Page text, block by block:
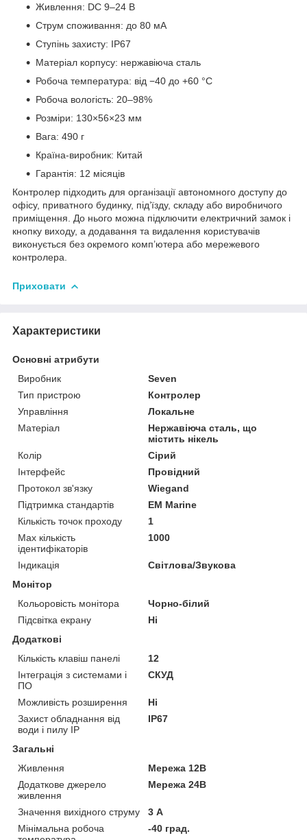
Живлення: DC 9–24 В
Струм споживання: до 80 мА
Ступінь захисту: IP67
Матеріал корпусу: нержавіюча сталь
Робоча температура: від −40 до +60 °C
Робоча вологість: 20–98%
Розміри: 130×56×23 мм
Вага: 490 г
Країна-виробник: Китай
Гарантія: 12 місяців
Контролер підходить для організації автономного доступу до
офісу, приватного будинку, під’їзду, складу або виробничого
приміщення. До нього можна підключити електричний замок і
кнопку виходу, а додавання та видалення користувачів
виконується без окремого комп’ютера або мережевого
контролера.
Приховати
Характеристики
Основні атрибути
Виробник
Seven
Тип пристрою
Контролер
Управління
Локальне
Матеріал
Нержавіюча сталь, що
містить нікель
Колір
Сірий
Інтерфейс
Провідний
Протокол зв'язку
Wiegand
Підтримка стандартів
EM Marine
Кількість точок проходу
1
Max кількість
ідентифікаторів
1000
Індикація
Світлова/Звукова
Монітор
Кольоровість монітора
Чорно-білий
Підсвітка екрану
Ні
Додаткові
Кількість клавіш панелі
12
Інтеграція з системами і
ПО
СКУД
Можливість розширення
Ні
Захист обладнання від
води і пилу IP
IP67
Загальні
Живлення
Мережа 12В
Додаткове джерело
живлення
Мережа 24В
Значення вихідного струму
3 А
Мінімальна робоча
-40 град.